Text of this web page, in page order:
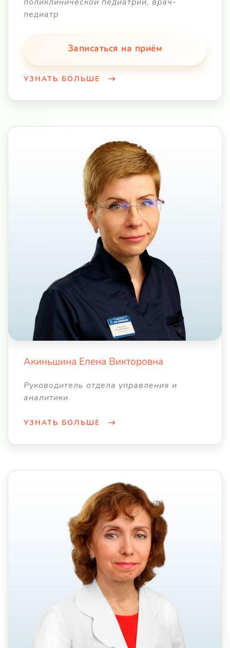
педиатр
Записаться на приём
УЗНАТЬ БОЛЬШЕ
Акиньшина Елена Викторовна
Руководитель отдела управления и
аналитики
УЗНАТЬ БОЛЬШЕ